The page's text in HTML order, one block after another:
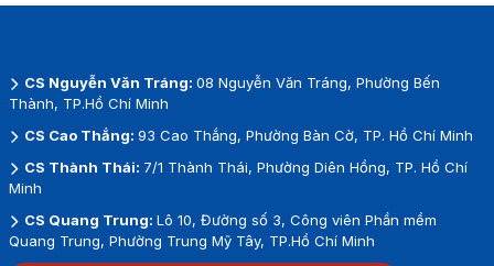
CS Nguyễn Văn Tráng: 08 Nguyễn Văn Tráng, Phường Bến
Thành, TP.Hồ Chí Minh
CS Cao Thắng: 93 Cao Thắng, Phường Bàn Cờ, TP. Hồ Chí Minh
CS Thành Thái: 7/1 Thành Thái, Phường Diên Hồng, TP. Hồ Chí
Minh
CS Quang Trung: Lô 10, Đường số 3, Công viên Phần mềm
Quang Trung, Phường Trung Mỹ Tây, TP.Hồ Chí Minh